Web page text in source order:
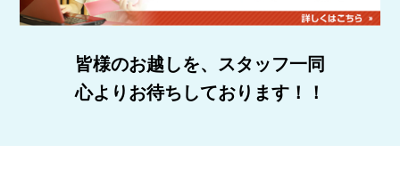
皆様のお越しを、スタッフ一同
心よりお待ちしております！！